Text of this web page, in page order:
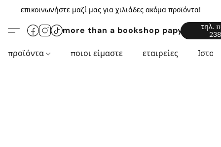
επικοινωνήστε μαζί μας για χιλιάδες ακόμα προϊόντα!
more than a bookshop
τηλ.
προϊόντα ποιοι είμαστε εταιρείες